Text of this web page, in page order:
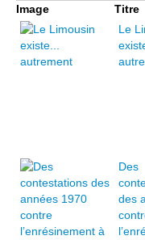
Image Titre
Le
Des
des